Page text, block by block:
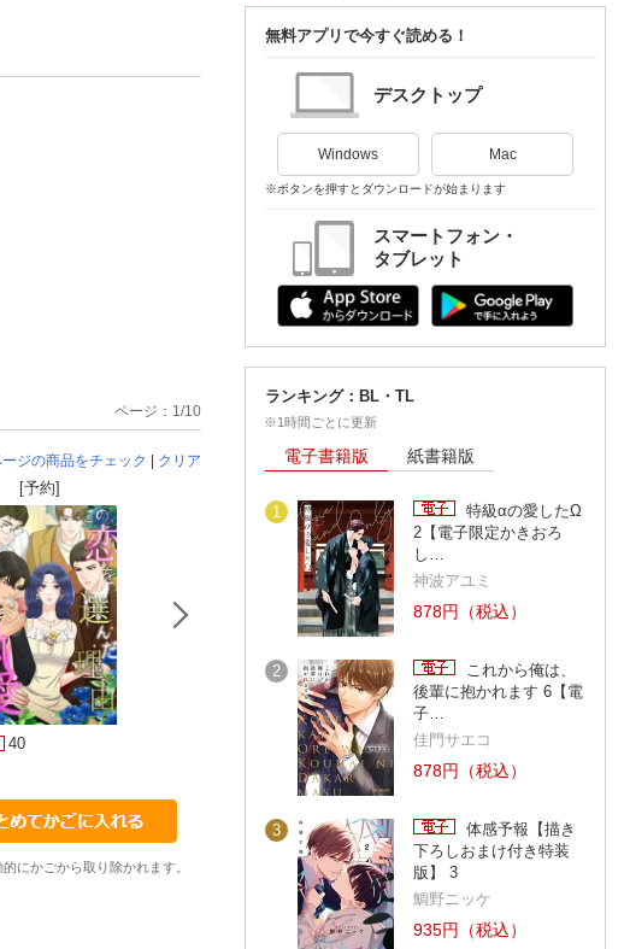
ページ：1/10
ジの商品をチェック クリア
[予約]
40
42
ベリ
ベリ
にかごから取り除かれます。
無料アプリで今すぐ読める！
デスクトップ
Windows Mac
※ボタンを押すとダウンロードが始まります
スマートフォン・
タブレット
ランキング：BL・TL
※1時間ごとに更新
電子書籍版 紙書籍版
1
特級αの愛したΩ
2【電子限定かきおろ
し…
神波アユミ
878円（税込）
2
これから俺は、
後輩に抱かれます 6【電
子…
佳門サエコ
878円（税込）
3
体感予報【描き
下ろしおまけ付き特装
版】 3
鯛野ニッケ
935円（税込）